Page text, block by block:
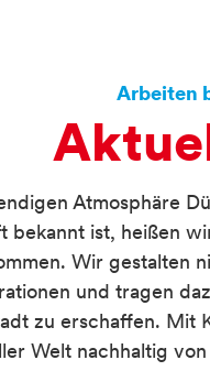
Arbeiten
Atmosphäre
bekannt ist, heißen
Wir gestalten
und tragen
zu erschaffen. Mit
Welt nachhaltig